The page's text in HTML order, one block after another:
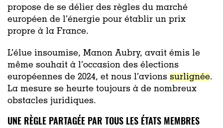
propose de se délier des règles du marché
européen de l’énergie pour établir un prix
propre à la France.
L’élue insoumise, Manon Aubry, avait émis le
même souhait à l’occasion des élections
européennes de 2024, et nous l’avions surlignée.
La mesure se heurte toujours à de nombreux
obstacles juridiques.
UNE RÈGLE PARTAGÉE PAR TOUS LES ÉTATS MEMBRES